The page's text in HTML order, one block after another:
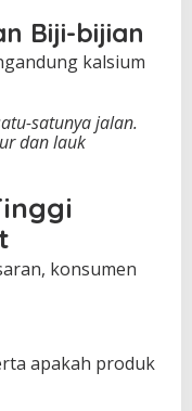
Biji-bijian
kalsium
satunya jalan.
dan lauk
konsumen
apakah produk